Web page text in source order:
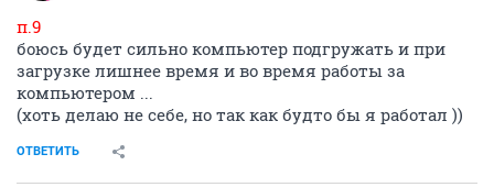
п.9
боюсь будет сильно компьютер подгружать и при
загрузке лишнее время и во время работы за
компьютером ...
(хоть делаю не себе, но так как будто бы я работал ))
ОТВЕТИТЬ